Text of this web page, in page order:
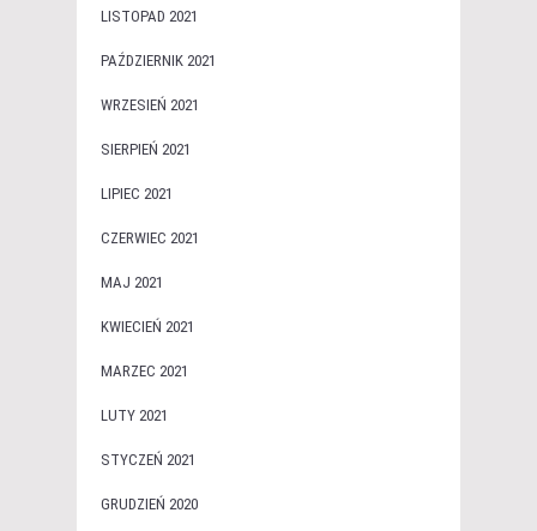
LISTOPAD 2021
PAŹDZIERNIK 2021
WRZESIEŃ 2021
SIERPIEŃ 2021
LIPIEC 2021
CZERWIEC 2021
MAJ 2021
KWIECIEŃ 2021
MARZEC 2021
LUTY 2021
STYCZEŃ 2021
GRUDZIEŃ 2020